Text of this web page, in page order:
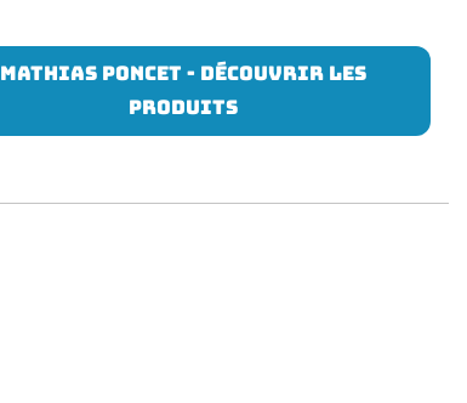
Mathias PONCET - DÉCOUVRIR LES
PRODUITS